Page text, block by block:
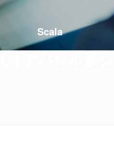
Scala